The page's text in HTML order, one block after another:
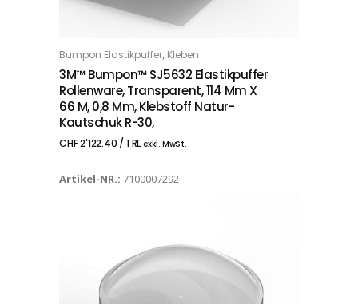
IN DEN WARENKORB
Bumpon Elastikpuffer, Kleben
3M™ Bumpon™ SJ5632 Elastikpuffer
Rollenware, Transparent, 114 Mm X
66 M, 0,8 Mm, Klebstoff Natur-
Kautschuk R-30,
CHF2'122.40 / 1 RLexkl. MwSt.
Artikel-NR.: 7100007292